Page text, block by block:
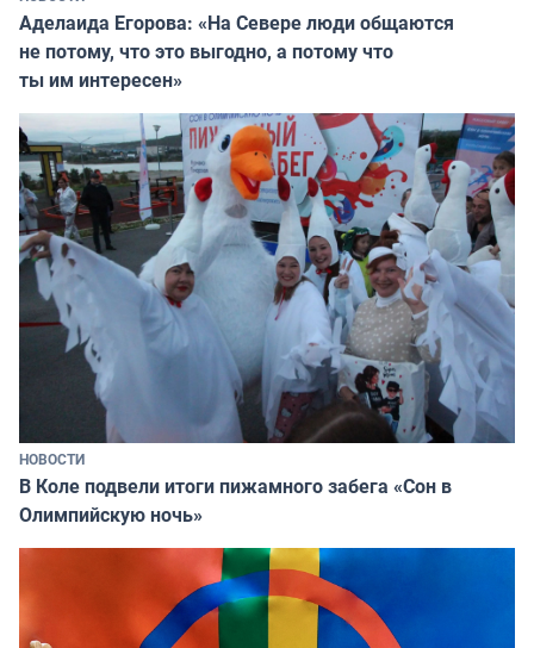
Аделаида Егорова: «На Севере люди общаются
не потому, что это выгодно, а потому что
ты им интересен»
НОВОСТИ
В Коле подвели итоги пижамного забега «Сон в
Олимпийскую ночь»